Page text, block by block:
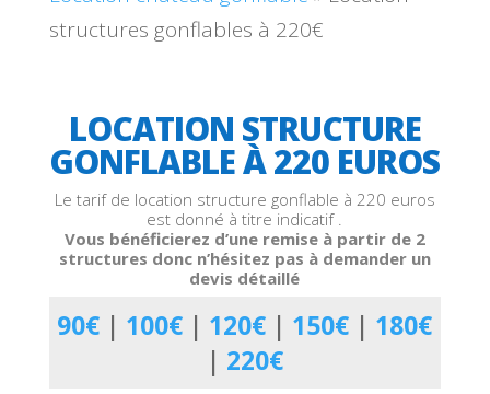
structures gonflables à 220€
LOCATION STRUCTURE
GONFLABLE À 220 EUROS
Le tarif de location structure gonflable à 220 euros
est donné à titre indicatif .
Vous bénéficierez d’une remise à partir de 2
structures donc n’hésitez pas à demander un
devis détaillé
90€ | 100€ | 120€ | 150€ | 180€
| 220€